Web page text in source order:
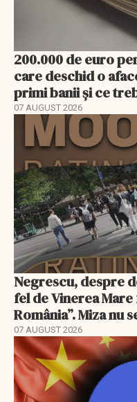
200.000 de euro
care deschid o
primi banii și ce
07 AUGUST 2026
Negrescu, despre
fel de Vinerea
România”. Miza nu
07 AUGUST 2026